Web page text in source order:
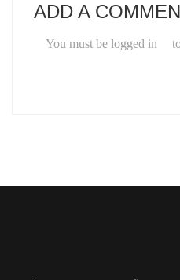
ADD A
You must be logged in